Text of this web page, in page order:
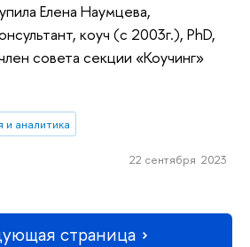
Елена Наумцева,
коуч (с 2003г.), PhD,
совета секции «Коучинг»
и аналитика
22 сентября 2023
страница